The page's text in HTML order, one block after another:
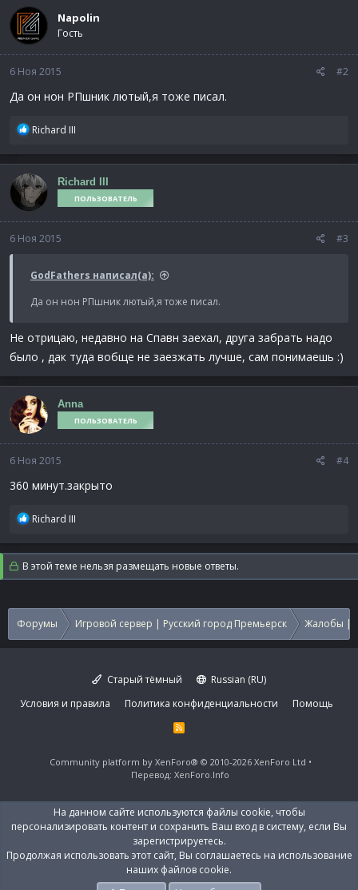
Napolin
Гость
6 Ноя 2015 #2
Да он нон РПшник лютый,я тоже писал.
Р
а
к
ц
и
и
Richard III
Richard III
ПОЛЬЗОВАТЕЛЬ
6 Ноя 2015 #3
GodFathers написал(а):
Да он нон РПшник лютый,я тоже писал.
Не отрицаю, недавно на Спавн заехал, друга забрать надо
было , дак туда вобще не заезжать лучше, сам понимаешь :)
Anna
ПОЛЬЗОВАТЕЛЬ
6 Ноя 2015 #4
360 минут.закрыто
Р
а
к
ц
:
Richard III
В этой теме нельзя размещать новые ответы.
Форумы Игровой сервер | Русский город Премьерск Жалобы |
Старый тёмный
Russian (RU)
Условия и правила
Политика конфиденциальности Помощь
R
S
Community platform by XenForo® © 2010-2026 XenForo Ltd
Перевод: XenForo.Info
На данном сайте используются файлы cookie, чтобы
персонализировать контент и сохранить Ваш вход в систему, если Вы
зарегистрируетесь.
Продолжая использовать этот сайт, Вы соглашаетесь на использование
наших файлов cookie.